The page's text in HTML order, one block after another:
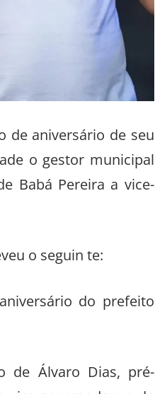
de aniversário de seu
o gestor municipal
Babá Pereira a vice-
o seguin te:
do prefeito
de Álvaro Dias, pré-